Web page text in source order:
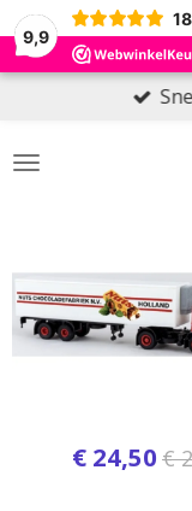
9,9
18
€ 24,50 €